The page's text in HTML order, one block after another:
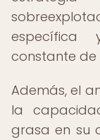
específica
constante de
Además, el
la
grasa en su